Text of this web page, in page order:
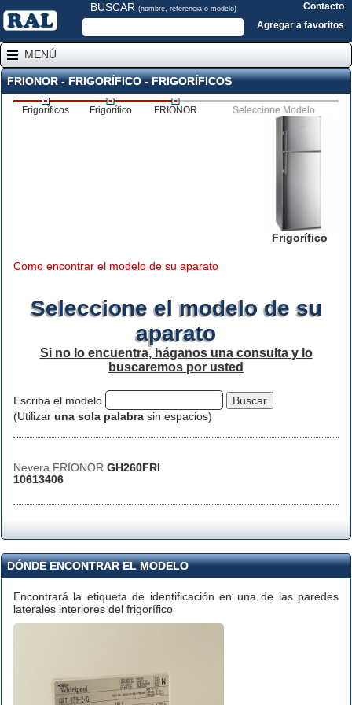
BUSCAR (nombre, referencia o modelo)
Contacto
Agregar a favoritos
MENÚ
FRIONOR - FRIGORÍFICO - FRIGORÍFICOS
Frigoríficos Frigorífico FRIONOR Seleccione Modelo
Frigorífico
Como encontrar el modelo de su aparato
Seleccione el modelo de su
aparato
Si no lo encuentra, háganos una consulta y lo
buscaremos por usted
Escriba el modelo
(Utilizar una sola palabra sin espacios)
Nevera FRIONOR GH260FRI
10613406
DÓNDE ENCONTRAR EL MODELO
Encontrará la etiqueta de identificación en una de las paredes
laterales interiores del frigorífico